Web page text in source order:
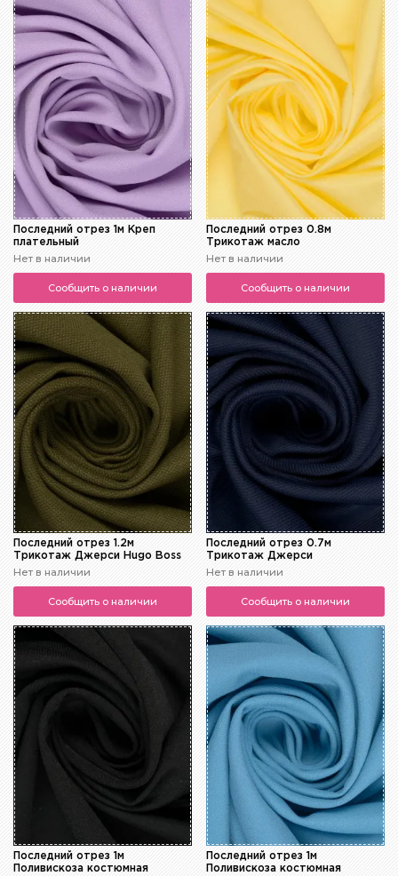
Последний отрез 1м Креп
плательный
Нет в наличии
Сообщить о наличии
Последний отрез 0.8м
Трикотаж масло
Нет в наличии
Сообщить о наличии
Последний отрез 1.2м
Трикотаж Джерси Hugo Boss
Нет в наличии
Сообщить о наличии
Последний отрез 0.7м
Трикотаж Джерси
Нет в наличии
Сообщить о наличии
Последний отрез 1м
Поливискоза костюмная
Последний отрез 1м
Поливискоза костюмная